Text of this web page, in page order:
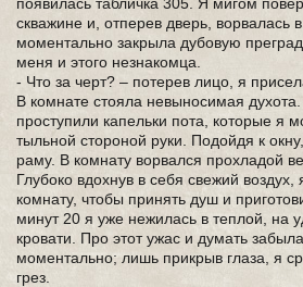
скважине и, отперев дверь, ворвалась
моментально закрыла дубовую
меня и этого незнакомца.
- Что за черт? – потерев лицо, я
В комнате стояла невыносимая
проступили капельки пота, которые я
тыльной стороной руки. Подойдя к
раму. В комнату ворвался прохладой
Глубоко вдохнув в себя свежий
комнату, чтобы принять душ и
минут 20 я уже нежилась в теплой, на
кровати. Про этот ужас и думать
моментально; лишь прикрыв глаза, я
грез.